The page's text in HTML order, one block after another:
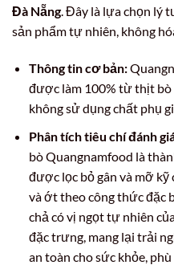
Đà Nẵng. Đây là lựa chọn lý
sản phẩm tự nhiên, không
Thông tin cơ bản:
được làm 100% từ thịt
không sử dụng chất phụ
Phân tích tiêu chí đánh
bò Quangnamfood là
được lọc bỏ gân và mỡ
và ớt theo công thức đặc
chả có vị ngọt tự nhiên
đặc trưng, mang lại trải
an toàn cho sức khỏe,